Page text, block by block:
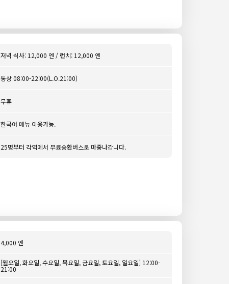
저녁 식사: 12,000 엔 / 런치: 12,000 엔
통상 08:00-22:00(L.O.21:00)
무휴
한국어 메뉴 이용가능.
25명부터 각역에서 무료송환버스로 마중나갑니다.
4,000 엔
[월요일, 화요일, 수요일, 목요일, 금요일, 토요일, 일요일] 12:00-
21:00